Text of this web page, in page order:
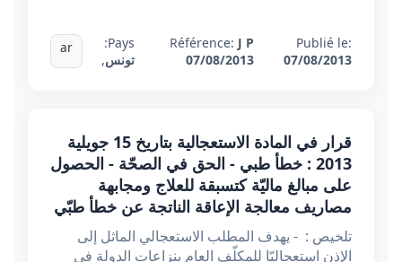
Publié le:
07/08/2013
Référence: J P
07/08/2013
Pays:
تونس,
ar
قرار في المادة الاستعجالية بتاريخ 15 جويلية
2013 : خطأ طبي - الحق في الصحّة - الحصول
على مبالغ ماليّة كتسبقة للعلاج ومجابهة
مصاريف معالجة الإعاقة الناتجة عن خطأ طبّي
تلخيص : - يهدف المطلب الاستعجالي الماثل إلى
الإذن استعجاليّا للمكلّف العام بنزاعات الدولة في